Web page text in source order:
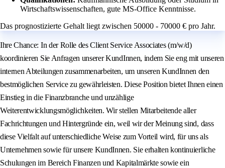
Wirtschaftswissenschaften, gute MS-Office Kenntnisse.
Das prognostizierte Gehalt liegt zwischen 50000 - 70000 € pro Jahr.
Ihre Chance: In der Rolle des Client Service Associates (m/w/d)
koordinieren Sie Anfragen unserer KundInnen, indem Sie eng mit unseren
internen Abteilungen zusammenarbeiten, um unseren KundInnen den
bestmöglichen Service zu gewährleisten. Diese Position bietet Ihnen einen
Einstieg in die Finanzbranche und unzählige
Weiterentwicklungsmöglichkeiten. Wir stellen Mitarbeitende aller
Fachrichtungen und Hintergründe ein, weil wir der Meinung sind, dass
diese Vielfalt auf unterschiedliche Weise zum Vorteil wird, für uns als
Unternehmen sowie für unsere KundInnen. Sie erhalten kontinuierliche
Schulungen im Bereich Finanzen und Kapitalmärkte sowie ein